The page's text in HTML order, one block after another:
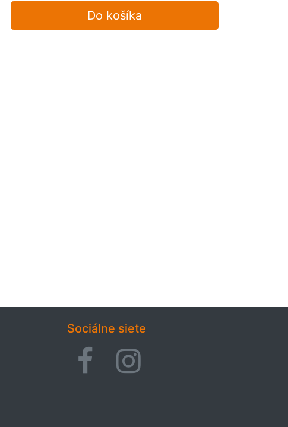
Do košíka
Sociálne siete